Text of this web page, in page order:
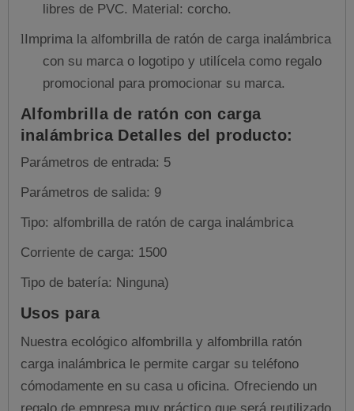
libres de PVC. Material: corcho.
lImprima la alfombrilla de ratón de carga inalámbrica
con su marca o logotipo y utilícela como regalo
promocional para promocionar su marca.
Alfombrilla de ratón con carga
inalámbrica Detalles del producto:
Parámetros de entrada: 5
Parámetros de salida: 9
Tipo: alfombrilla de ratón de carga inalámbrica
Corriente de carga: 1500
Tipo de batería: Ninguna)
Usos para
Nuestra ecológico alfombrilla y alfombrilla ratón
carga inalámbrica le permite cargar su teléfono
cómodamente en su casa u oficina. Ofreciendo un
regalo de empresa muy práctico que será reutilizado